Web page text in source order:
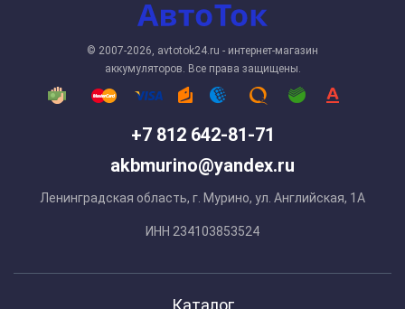
+7 812 642-81-71
akbmurino@yandex.ru
Ленинградская область, г. Мурино, ул. Английская, 1А
ИНН 234103853524
© 2007-2026, avtotok24.ru - интернет-магазин
аккумуляторов. Все права защищены.
Каталог